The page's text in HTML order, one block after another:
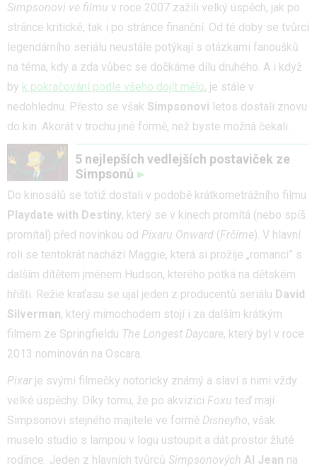
Simpsonovi ve filmu v roce 2007 zažili velký úspěch, jak po
stránce kritické, tak i po stránce finanční. Od té doby se tvůrci
legendárního seriálu neustále potýkají s otázkami fanoušků
na téma, kdy a zda vůbec se dočkáme dílu druhého. A i když
by k pokračování podle všeho dojít mělo, je stále v
nedohlednu. Přesto se však Simpsonovi letos dostali znovu
do kin. Akorát v trochu jiné formě, než byste možná čekali.
5 nejlepších vedlejších postaviček ze
Simpsonů
Do kinosálů se totiž dostali v podobě krátkometrážního filmu
Playdate with Destiny, který se v kinech promítá (nebo spíš
promítal) před novinkou od Pixaru Onward (Frčíme). V hlavní
roli se tentokrát nachází Maggie, která si prožije „romanci” s
dalším dítětem jménem Hudson, kterého potká na dětském
hřišti. Režie kraťasu se ujal jeden z producentů seriálu David
Silverman, který mimochodem stojí i za dalším krátkým
filmem ze Springfieldu The Longest Daycare, který byl v roce
2013 nominován na Oscara.
Pixar je svými filmečky notoricky známý a slaví s nimi vždy
velké úspěchy. Díky tomu, že po akvizici Foxu teď mají
Simpsonovi stejného majitele ve formě Disneyho, však
muselo studio s lampou v logu ustoupit a dát prostor žluté
rodince. Jeden z hlavních tvůrců Simpsonových Al Jean na